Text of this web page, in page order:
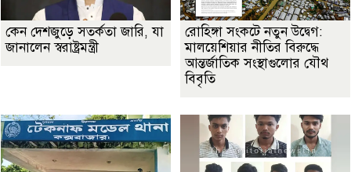
কেন দেশজুড়ে সতর্কতা জারি, যা
জানালেন স্বরাষ্ট্রমন্ত্রী
রোহিঙ্গা সংকটে নতুন উদ্বেগ:
মালয়েশিয়ার নীতির বিরুদ্ধে
আন্তর্জাতিক সংস্থাগুলোর যৌথ
বিবৃতি